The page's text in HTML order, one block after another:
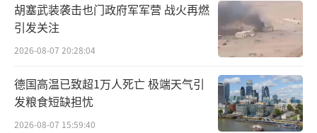
胡塞武装袭击也门政府军军营 战火再燃
引发关注
2026-08-07 20:28:04
德国高温已致超1万人死亡 极端天气引
发粮食短缺担忧
2026-08-07 15:59:40